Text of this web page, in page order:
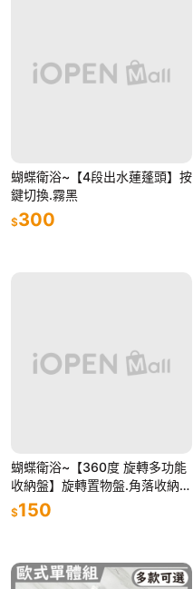
蝴蝶衛浴~【4段出水蓮蓬頭】按
鍵切換.霧黑
$300
蝴蝶衛浴~【360度 旋轉多功能
收納盤】旋轉置物盤.角落收納.
廚房收納盤.牆角利用.浴室收納.
浴室轉角置物架.小型收納
$150